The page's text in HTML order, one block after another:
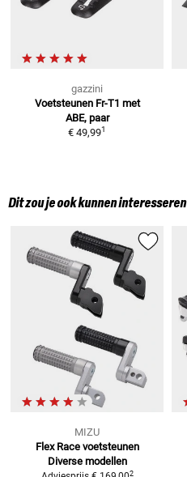
gazzini
Voetsteunen Fr-T1 met
ABE, paar
€ 49,991
Dit zou je ook kunnen interesseren
MIZU
Flex Race voetsteunen
Diverse modellen
2